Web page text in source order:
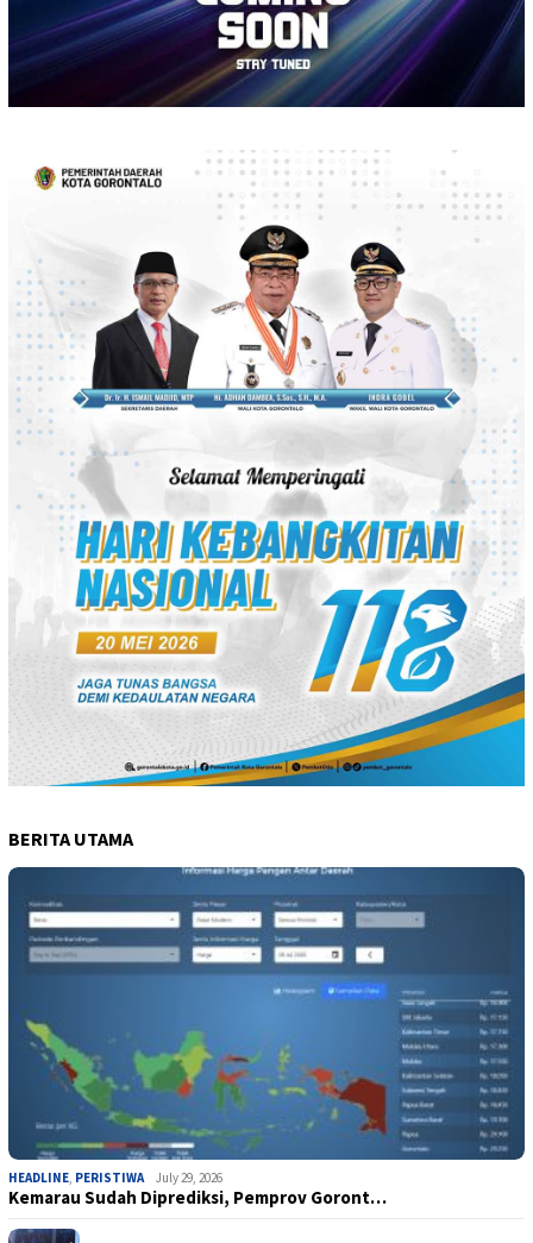
BERITA UTAMA
HEADLINE PERISTIWA July 29, 2026
Kemarau Sudah Diprediksi, Pemprov Goront…